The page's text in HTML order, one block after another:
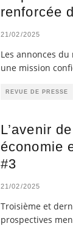
renforcée
21/02/2025
Les annonces
une mission
REVUE DE PRESSE
L’avenir
économie
#3
21/02/2025
Troisième et
prospectives